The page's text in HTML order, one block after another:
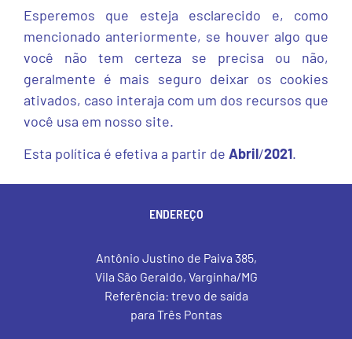
Esperemos que esteja esclarecido e, como
mencionado anteriormente, se houver algo que
você não tem certeza se precisa ou não,
geralmente é mais seguro deixar os cookies
ativados, caso interaja com um dos recursos que
você usa em nosso site.
Esta política é efetiva a partir de Abril/2021.
ENDEREÇO
⠀⠀⠀⠀⠀⠀⠀⠀
Antônio Justino de Paiva 385,
Vila São Geraldo, Varginha/MG
Referência: trevo de saída
para Três Pontas